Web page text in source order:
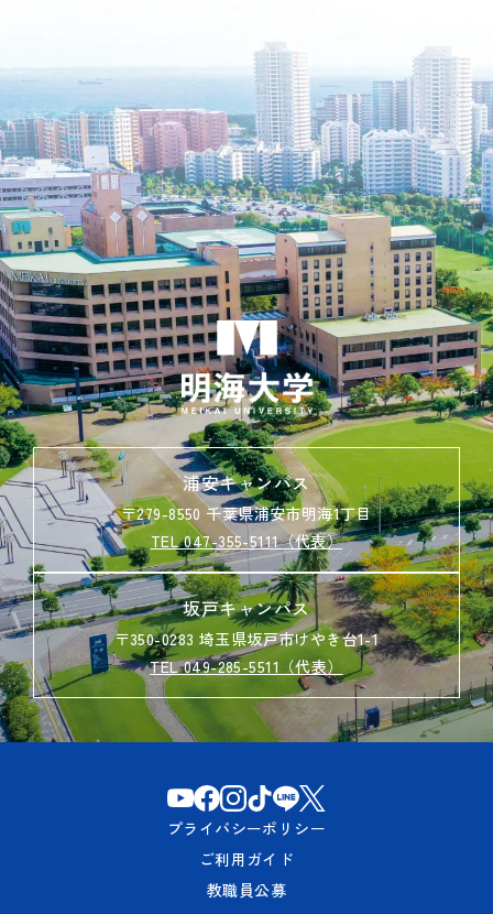
浦安キャンパス
〒279-8550 千葉県浦安市明海1丁目
TEL 047-355-5111（代表）
坂戸キャンパス
〒350-0283 埼玉県坂戸市けやき台1-1
TEL 049-285-5511（代表）
プライバシーポリシー
ご利用ガイド
教職員公募